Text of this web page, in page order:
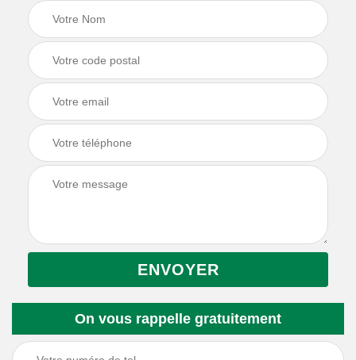
On vous rappelle gratuitement